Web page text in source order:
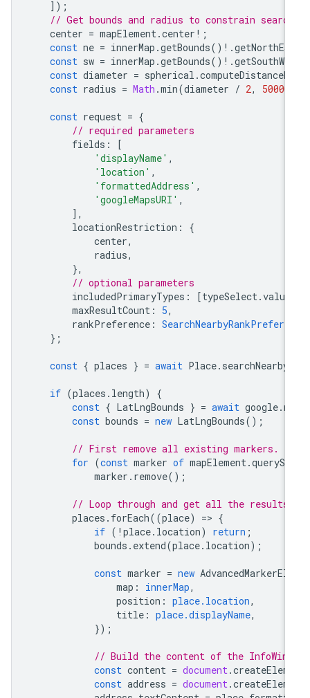
// Get bounds and radius to constrain
center
= mapElement.center
const ne = innerMap.getBounds ()!.
const sw = innerMap.getBounds ()!.
const diameter = spherical.
const radius = Math.min(diameter / 2, 50000
const request
// required parameters
fields
'displayName'
'location'
'formattedAddress'
'googleMapsURI'
locationRestriction
center
radius
// optional parameters
includedPrimaryTypes: [typeSelect.value
maxResultCount:
rankPreference:
const { places = await Place.searchNearby
if (places.length
const
{ LatLngBounds = await google
const bounds = new LatLngBounds
// First remove all existing markers.
for (const marker of mapElement.
marker.remove
// Loop through and get all the results.
places.forEach((place) =
if (!place.location) return
bounds.extend(place.location
const marker = new
map: innerMap
position: place.location
title: place.displayName
// Build the content of the
const content = document.
const address = document.